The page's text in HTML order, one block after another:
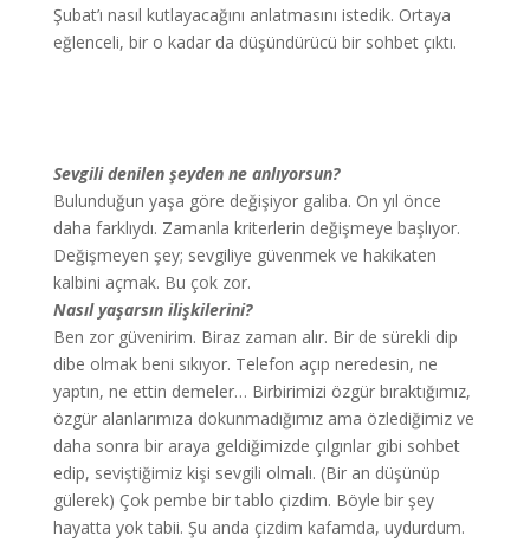
Şubat’ı nasıl kutlayacağını anlatmasını istedik. Ortaya
eğlenceli, bir o kadar da düşündürücü bir sohbet çıktı.
Sevgili denilen şeyden ne anlıyorsun?
Bulunduğun yaşa göre değişiyor galiba. On yıl önce
daha farklıydı. Zamanla kriterlerin değişmeye başlıyor.
Değişmeyen şey; sevgiliye güvenmek ve hakikaten
kalbini açmak. Bu çok zor.
Nasıl yaşarsın ilişkilerini?
Ben zor güvenirim. Biraz zaman alır. Bir de sürekli dip
dibe olmak beni sıkıyor. Telefon açıp neredesin, ne
yaptın, ne ettin demeler… Birbirimizi özgür bıraktığımız,
özgür alanlarımıza dokunmadığımız ama özlediğimiz ve
daha sonra bir araya geldiğimizde çılgınlar gibi sohbet
edip, seviştiğimiz kişi sevgili olmalı. (Bir an düşünüp
gülerek) Çok pembe bir tablo çizdim. Böyle bir şey
hayatta yok tabii. Şu anda çizdim kafamda, uydurdum.